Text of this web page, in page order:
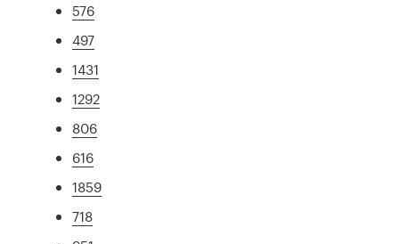
576
497
1431
1292
806
616
1859
718